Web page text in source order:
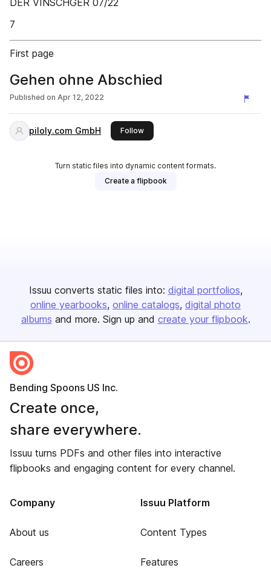
DER VINSCHGER 07/22
7
First page
Gehen ohne Abschied
Published on Apr 12, 2022
piloly.com GmbH Followthis publisher
Turn static files into dynamic content formats.
Create a flipbook
Issuu converts static files into: digital portfolios
online yearbooks online catalogs digital photo
albums and more. Sign up and create your flipbook.
Bending Spoons US Inc.
Create once,
share everywhere.
Issuu turns PDFs and other files into interactive
flipbooks and engaging content for every channel.
Company
About us
Careers
Issuu Platform
Content Types
Features